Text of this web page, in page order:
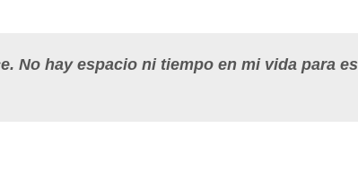
No hay espacio ni tiempo en mi vida para